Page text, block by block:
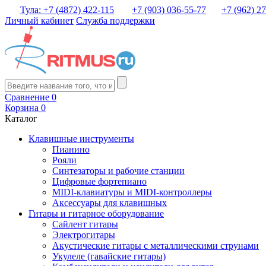
Тула: +7 (4872) 422-115 +7 (903) 036-55-77
+7 (962)
Личный кабинет Служба поддержки
Сравнение 0
Корзина 0
Каталог
Клавишные инструменты
Пианино
Рояли
Синтезаторы и рабочие станции
Цифровые фортепиано
MIDI-клавиатуры и MIDI-контроллеры
Аксессуары для клавишных
Гитары и гитарное оборудование
Сайлент гитары
Электрогитары
Акустические гитары с металлическими струнами
Укулеле (гавайские гитары)